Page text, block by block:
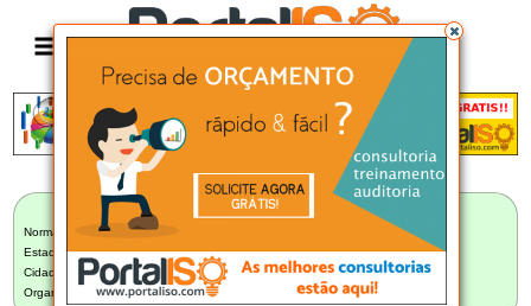
LISTA BRASILEIRA DE CONSULTORIAS
Norma:
Selecionar Norma
Estado:
São Paulo (242)
Cidade:
São Paulo/SP (94)
Organização:
Selecione uma Organização